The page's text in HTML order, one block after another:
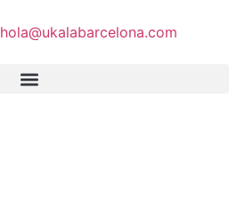
hola@ukalabarcelona.com